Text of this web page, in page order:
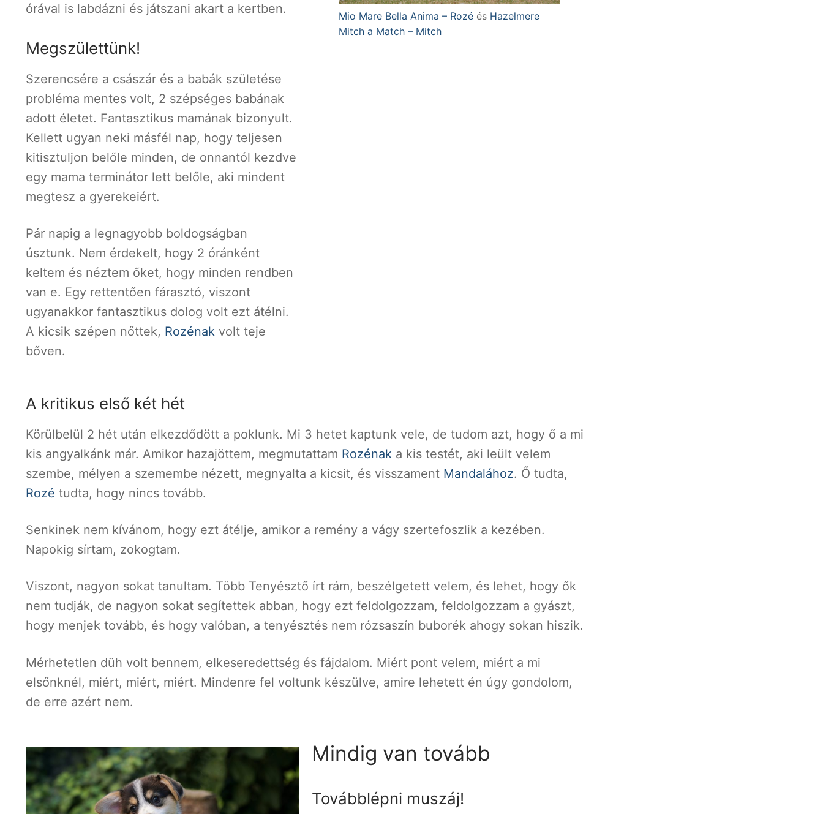
órával is labdázni és játszani akart a kertben.
Megszülettünk!
Szerencsére a császár és a babák születése
probléma mentes volt, 2 szépséges babának
adott életet. Fantasztikus mamának bizonyult.
Kellett ugyan neki másfél nap, hogy teljesen
kitisztuljon belőle minden, de onnantól kezdve
egy mama terminátor lett belőle, aki mindent
megtesz a gyerekeiért.
Pár napig a legnagyobb boldogságban
úsztunk. Nem érdekelt, hogy 2 óránként
keltem és néztem őket, hogy minden rendben
van e. Egy rettentően fárasztó, viszont
ugyanakkor fantasztikus dolog volt ezt átélni.
A kicsik szépen nőttek, Rozénak volt teje
bőven.
Mio Mare Bella Anima – Rozéés Hazelmere
Mitch a Match – Mitch
A kritikus első két hét
Körülbelül 2 hét után elkezdődött a poklunk. Mi 3 hetet kaptunk vele, de tudom azt, hogy ő a mi
kis angyalkánk már. Amikor hazajöttem, megmutattam Rozénak a kis testét, aki leült velem
szembe, mélyen a szemembe nézett, megnyalta a kicsit, és visszament Mandalához. Ő tudta,
Rozé tudta, hogy nincs tovább.
Senkinek nem kívánom, hogy ezt átélje, amikor a remény a vágy szertefoszlik a kezében.
Napokig sírtam, zokogtam.
Viszont, nagyon sokat tanultam. Több Tenyésztő írt rám, beszélgetett velem, és lehet, hogy ők
nem tudják, de nagyon sokat segítettek abban, hogy ezt feldolgozzam, feldolgozzam a gyászt,
hogy menjek tovább, és hogy valóban, a tenyésztés nem rózsaszín buborék ahogy sokan hiszik.
Mérhetetlen düh volt bennem, elkeseredettség és fájdalom. Miért pont velem, miért a mi
elsőnknél, miért, miért, miért. Mindenre fel voltunk készülve, amire lehetett én úgy gondolom,
de erre azért nem.
Mindig van tovább
Továbblépni muszáj!